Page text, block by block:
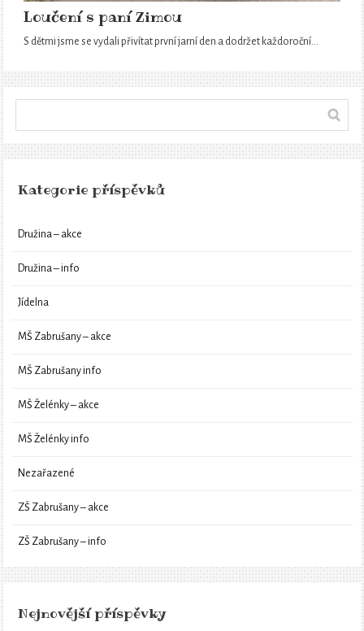
Loučení s paní Zimou
S dětmi jsme se vydali přivítat první jarní den a dodržet každoroční…
Kategorie příspěvků
Družina – akce
Družina – info
Jídelna
MŠ Zabrušany – akce
MŠ Zabrušany info
MŠ Želénky – akce
MŠ Želénky info
Nezařazené
ZŠ Zabrušany – akce
ZŠ Zabrušany – info
Nejnovější příspěvky